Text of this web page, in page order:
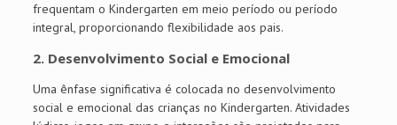
frequentam o Kindergarten em meio período ou período
integral, proporcionando flexibilidade aos pais.
2. Desenvolvimento Social e Emocional
Uma ênfase significativa é colocada no desenvolvimento
social e emocional das crianças no Kindergarten. Atividades